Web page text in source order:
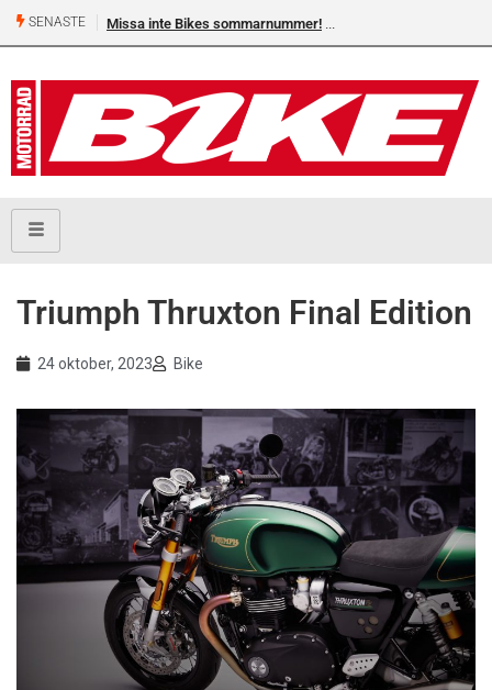
SENASTE Missa inte Bikes sommarnummer!
Triumph Thruxton Final Edition
24 oktober, 2023 Bike